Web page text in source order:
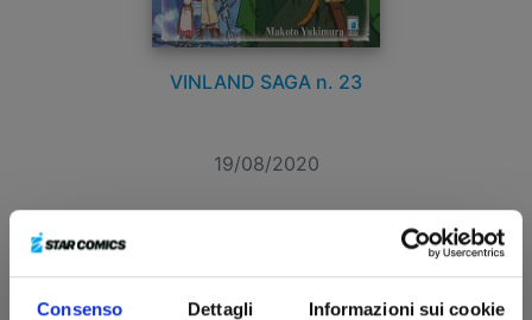
Consenso Dettagli Informazioni sui cookie
VINLAND SAGA n. 23
19/08/2020